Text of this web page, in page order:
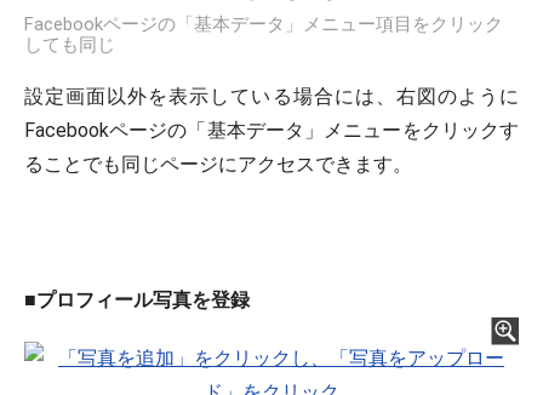
Facebookページの「基本データ」メニュー項目をクリック
しても同じ
設定画面以外を表示している場合には、右図のように
Facebookページの「基本データ」メニューをクリックす
ることでも同じページにアクセスできます。
■プロフィール写真を登録